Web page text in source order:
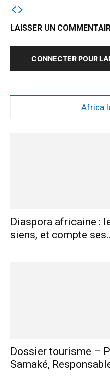
LAISSER UN
CONNECTER POUR
Africa
Diaspora africaine :
siens, et compte
Dossier tourisme –
Samaké,